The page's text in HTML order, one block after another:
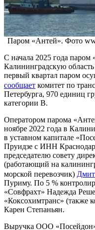
Паром «Антей». Фото
С начала 2025 года паром
Калининградскую
первый квартал паром
сообщает комитет по
Петербурга, 970 единиц
категории B.
Оператором парома
ноябре 2022 года в
в уставном капитале
Пруидзе с ИНН
председателю совету
(работающий на
морской перевозчик)
Пуриму. По 5 %
«Совфрахт» Надежда
«Коксохимтранс» (также
Карен Степаньян.
Выручка ООО «Посейдон»